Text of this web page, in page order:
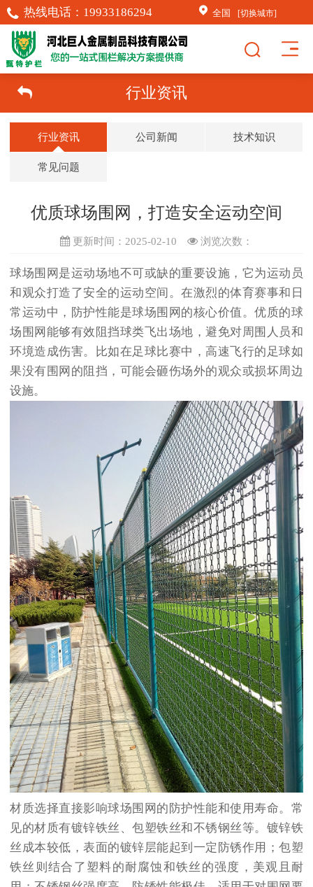
热线电话： 19933186294 全国 [切换城市]
行业资讯
行业资讯 公司新闻 技术知识
常见问题
优质球场围网，打造安全运动空间
更新时间：2025-02-10 浏览次数：
球场围网是运动场地不可或缺的重要设施，它为运动员
和观众打造了安全的运动空间。在激烈的体育赛事和日
常运动中，防护性能是球场围网的核心价值。优质的球
场围网能够有效阻挡球类飞出场地，避免对周围人员和
环境造成伤害。比如在足球比赛中，高速飞行的足球如
果没有围网的阻挡，可能会砸伤场外的观众或损坏周边
设施。
材质选择直接影响球场围网的防护性能和使用寿命。常
见的材质有镀锌铁丝、包塑铁丝和不锈钢丝等。镀锌铁
丝成本较低，表面的镀锌层能起到一定防锈作用；包塑
铁丝则结合了塑料的耐腐蚀和铁丝的强度，美观且耐